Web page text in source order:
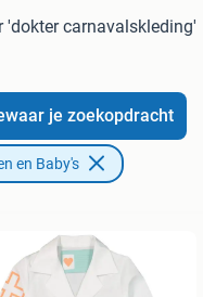
'dokter carnavalskleding'
je zoekopdracht
en Baby's